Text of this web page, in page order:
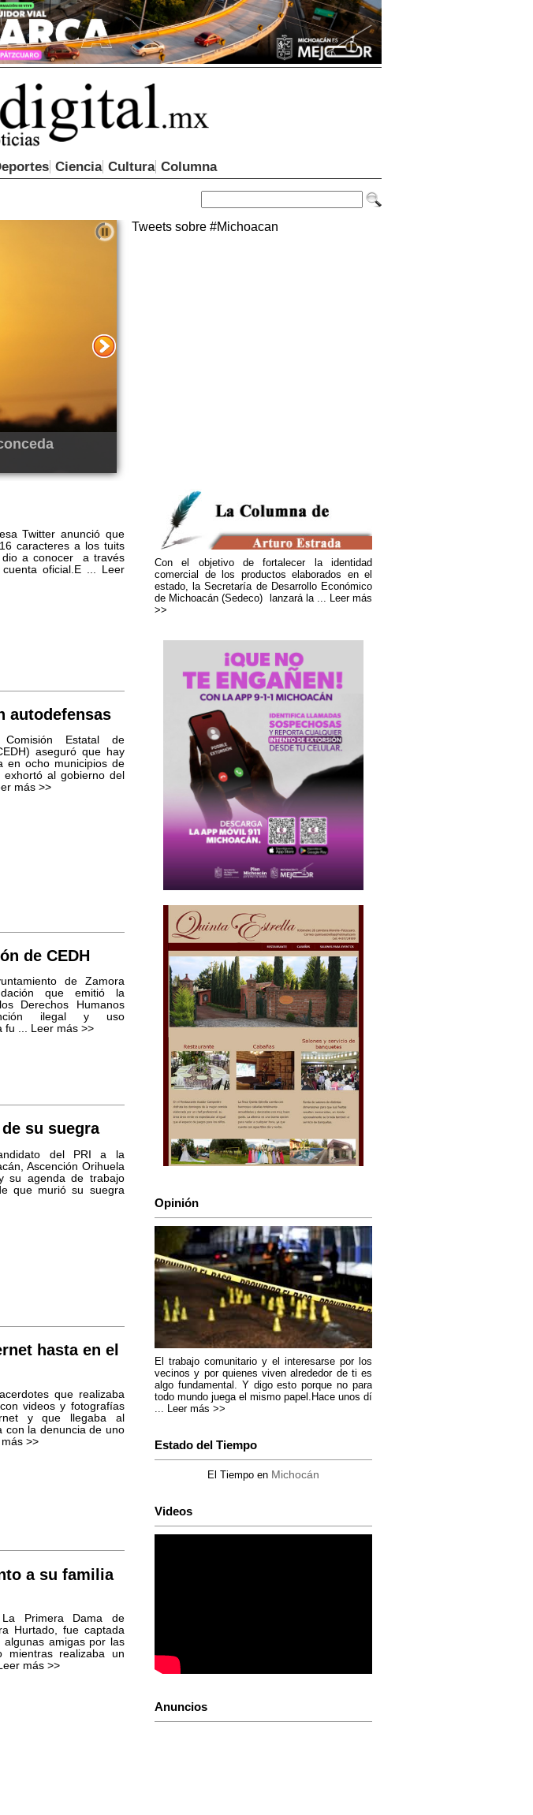
Ciencia Cultura Columna
Tweets sobre #Michoacan
Twitter anunció que
caracteres a los tuits
a conocer a través
oficial.E ...
Leer
autodefensas
Estatal de
aseguró que hay
en ocho municipios de
al gobierno del
más >>
de CEDH
de Zamora
que emitió la
Derechos Humanos
ilegal y uso
fu ... Leer más >>
su suegra
del PRI a la
Ascención Orihuela
su agenda de trabajo
que murió su suegra
hasta en el
que realizaba
videos y fotografías
y que llegaba al
con la denuncia de uno
>>
a su familia
Primera Dama de
Hurtado, fue captada
amigas por las
mientras realizaba un
más >>
Con el objetivo de fortalecer la identidad
comercial de los productos elaborados en el
estado, la Secretaría de Desarrollo Económico
de Michoacán (Sedeco) lanzará la ... Leer más
>>
Opinión
El trabajo comunitario y el interesarse por los
vecinos y por quienes viven alrededor de ti es
algo fundamental. Y digo esto porque no para
todo mundo juega el mismo papel.Hace unos dí
Leer más >>
Estado del Tiempo
El Tiempo en Michocán
Videos
Anuncios